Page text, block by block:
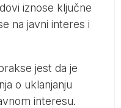
iznose ključne
na javni interes i
jest da je
o uklanjanju
interesu.